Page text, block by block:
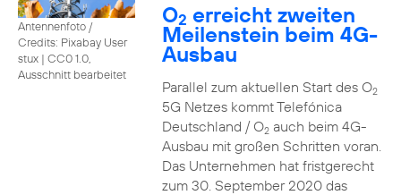
Antennenfoto /
Credits: Pixabay User
stux | CC0 1.0,
Ausschnitt bearbeitet
O2 erreicht zweiten
Meilenstein beim 4G-
Ausbau
Parallel zum aktuellen Start des O2
5G Netzes kommt Telefónica
Deutschland / O2auch beim 4G-
Ausbau mit großen Schritten voran.
Das Unternehmen hat fristgerecht
zum 30. September 2020 das